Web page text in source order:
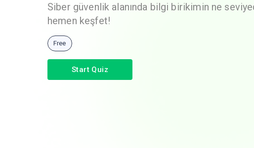
Siber güvenlik alanında bilgi birikimin ne
hemen keşfet!
Free
Start Quiz